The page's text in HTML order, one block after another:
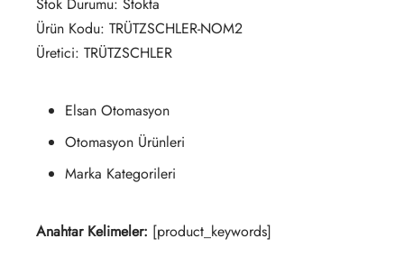
Stok Durumu: Stokta
Ürün Kodu: TRÜTZSCHLER-NOM2
Üretici: TRÜTZSCHLER
Elsan Otomasyon
Otomasyon Ürünleri
Marka Kategorileri
Anahtar Kelimeler: [product_keywords]